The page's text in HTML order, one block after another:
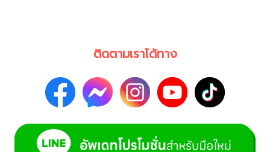
ติดตามเราได้ทาง